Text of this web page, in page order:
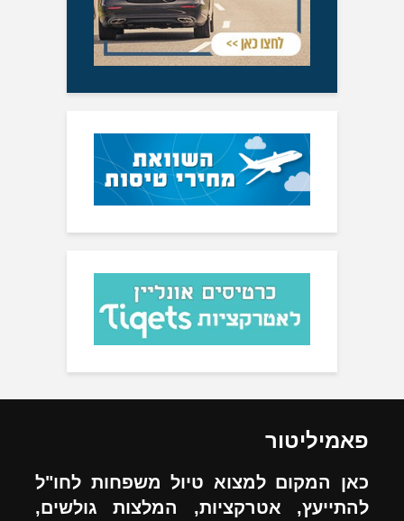
פאמיליטור
כאן המקום למצוא טיול משפחות לחו"ל
להתייעץ, אטרקציות, המלצות גולשים,